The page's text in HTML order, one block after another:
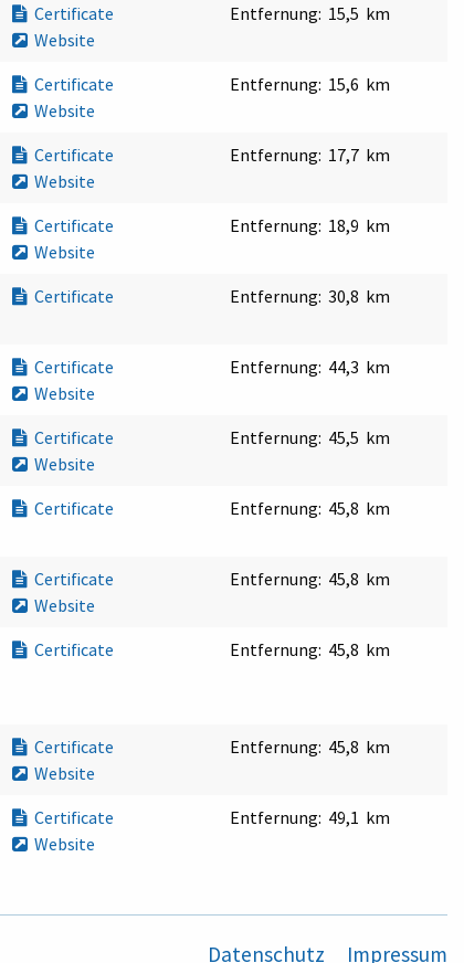
Certificate
Website
Entfernung: 15,5 km
Certificate
Website
Entfernung: 15,6 km
Certificate
Website
Entfernung: 17,7 km
Certificate
Website
Entfernung: 18,9 km
Certificate Entfernung: 30,8 km
Certificate
Website
Entfernung: 44,3 km
Certificate
Website
Entfernung: 45,5 km
Certificate Entfernung: 45,8 km
Certificate
Website
Entfernung: 45,8 km
Certificate Entfernung: 45,8 km
Certificate
Website
Entfernung: 45,8 km
Certificate
Website
Entfernung: 49,1 km
Datenschutz Impressum